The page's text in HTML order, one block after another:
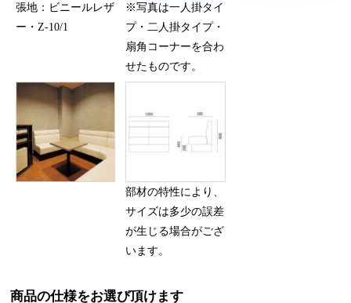
張地：ビニールレザ
ー・Z-10/1
※写真は一人掛タイ
プ・二人掛タイプ・
扇角コーナーを合わ
せたものです。
部材の特性により、
サイズは多少の誤差
が生じる場合がござ
います。
商品の仕様をお選び頂けます